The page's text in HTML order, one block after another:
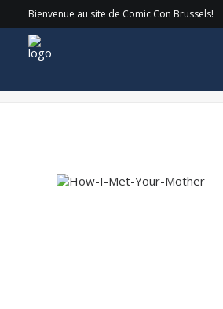
Bienvenue au site de Comic Con Brussels!
How-I-Met-Your-Mother-Logo